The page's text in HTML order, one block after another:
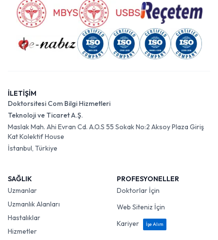
İLETİŞİM
Doktorsitesi Com Bilgi Hizmetleri
Teknoloji ve Ticaret A.Ş.
Maslak Mah. Ahi Evran Cd. A.O.S 55 Sokak No:2 Aksoy Plaza Giriş
Kat Kolektif House
İstanbul, Türkiye
SAĞLIK
Uzmanlar
Uzmanlık Alanları
Hastalıklar
Hizmetler
PROFESYONELLER
Doktorlar İçin
Web Siteniz İçin
Kariyer
İşe Alım